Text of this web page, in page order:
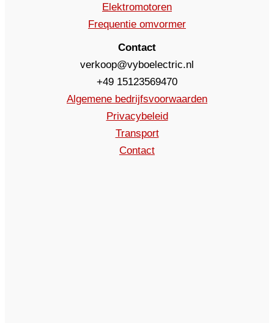
Elektromotoren
Frequentie omvormer
Contact
verkoop@vyboelectric.nl
+49 15123569470
Algemene bedrijfsvoorwaarden
Privacybeleid
Transport
Contact